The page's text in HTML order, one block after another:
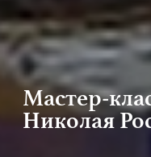
Мастер-
Николая